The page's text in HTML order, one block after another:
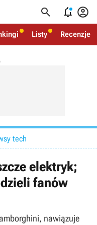
  
Listy Recenzje
tech
elektryk;
fanów
nawiązuje